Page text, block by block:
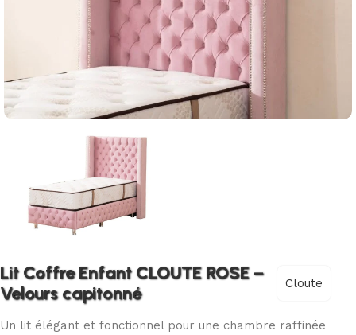
Lit Coffre Enfant CLOUTE ROSE –
Velours capitonné
Cloute
Un lit élégant et fonctionnel pour une chambre raffinée